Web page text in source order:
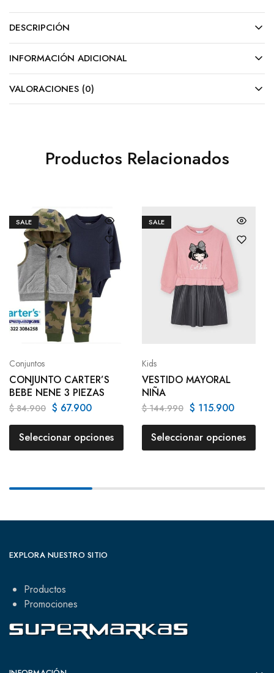
DESCRIPCIÓN
INFORMACIÓN ADICIONAL
VALORACIONES (0)
Productos Relacionados
SALE
Conjuntos
CONJUNTO CARTER’S
BEBE NENE 3 PIEZAS
$84.900 $ 67.900
Seleccionar opciones
SALE
Kids
VESTIDO MAYORAL
NIÑA
$144.990 $ 115.900
Seleccionar opciones
EXPLORA NUESTRO SITIO
Productos
Promociones